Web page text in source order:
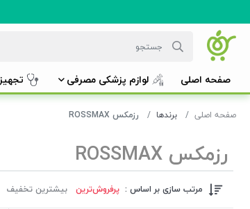
صفحه اصلی لوازم پزشکی مصرفی
صفحه اصلی برندها رزمکس ROSSMAX
رزمکس ROSSMAX
مرتب سازی بر اساس : پرفروش‌ترین‌ بیشترین تخفیف